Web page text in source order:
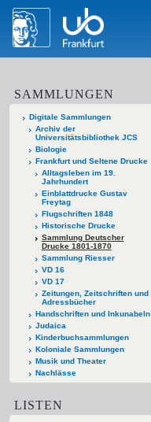
SAMMLUNGEN
Digitale Sammlungen
Archiv der
Universitätsbibliothek JCS
Biologie
Frankfurt und Seltene Drucke
Alltagsleben im 19.
Jahrhundert
Einblattdrucke Gustav
Freytag
Flugschriften 1848
Historische Drucke
Sammlung Deutscher
Drucke 1801-1870
Sammlung Riesser
VD 16
VD 17
Zeitungen, Zeitschriften und
Adressbücher
Handschriften und Inkunabeln
Judaica
Kinderbuchsammlungen
Koloniale Sammlungen
Musik und Theater
Nachlässe
LISTEN